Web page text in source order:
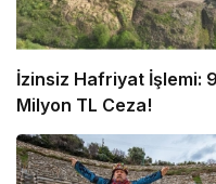
İzinsiz Hafriyat İşlemi:
Milyon TL Ceza!